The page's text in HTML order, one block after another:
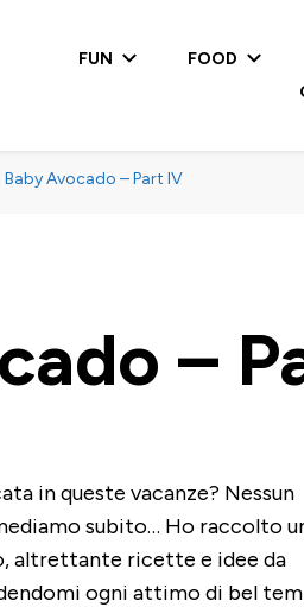
FUN FOOD
Baby Avocado – Part IV
–
in queste vacanze? Nessun
subito… Ho raccolto
altrettante ricette e idee da
ogni attimo di bel